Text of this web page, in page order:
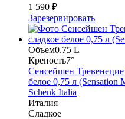
1 590 ₽
Зарезервировать
Объем0.75 L
Крепость7°
Сенсейшен
белое 0,75 л (Sensation
Schenk Italia
Италия
Сладкое